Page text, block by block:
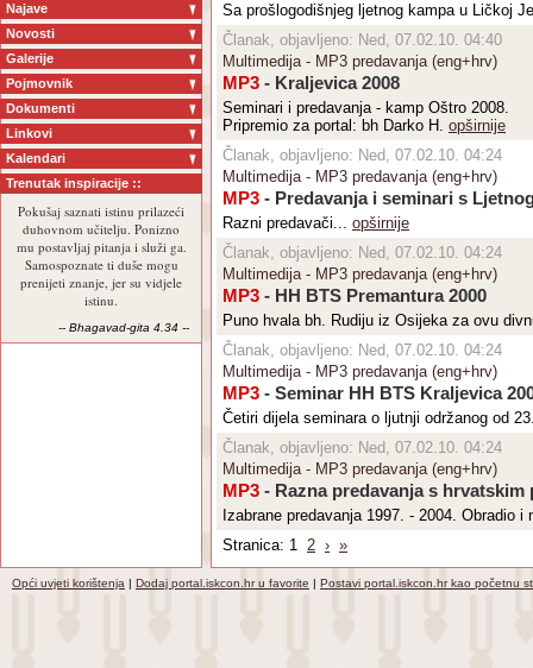
Najave
Novosti
Galerije
Pojmovnik
Dokumenti
Linkovi
Kalendari
Trenutak inspiracije ::
Pokušaj saznati istinu prilazeći
duhovnom učitelju. Ponizno
mu postavljaj pitanja i služi ga.
Samospoznate ti duše mogu
prenijeti znanje, jer su vidjele
istinu.
-- Bhagavad-gita 4.34 --
Sa prošlogodišnjeg ljetnog kampa u Ličkoj
Članak, objavljeno: Ned, 07.02.10. 04:40
Multimedija - MP3 predavanja (eng+hrv)
MP3 - Kraljevica 2008
Seminari i predavanja - kamp Oštro 2008.
Pripremio za portal: bh Darko H. opširnije
Članak, objavljeno: Ned, 07.02.10. 04:24
Multimedija - MP3 predavanja (eng+hrv)
MP3 - Predavanja i seminari s
Razni predavači... opširnije
Članak, objavljeno: Ned, 07.02.10. 04:24
Multimedija - MP3 predavanja (eng+hrv)
MP3 - HH BTS Premantura 2000
Puno hvala bh. Rudiju iz Osijeka za ovu
Članak, objavljeno: Ned, 07.02.10. 04:24
Multimedija - MP3 predavanja (eng+hrv)
MP3 - Seminar HH BTS Kraljevica
Četiri dijela seminara o ljutnji održanog od
Članak, objavljeno: Ned, 07.02.10. 04:24
Multimedija - MP3 predavanja (eng+hrv)
MP3 - Razna predavanja s hrvatskim
Izabrane predavanja 1997. - 2004. Obradio
Stranica: 1 2 › »
Opći uvjeti korištenja | Dodaj portal.iskcon.hr u favorite | Postavi portal.iskcon.hr kao početnu